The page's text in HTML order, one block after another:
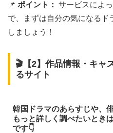
📌 ポイント： サービスによ
で、まずは自分の気になるド
しましょう！
🎬【2】作品情報・キャ
るサイト
韓国ドラマのあらすじや、
もっと詳しく調べたいとき
です👇